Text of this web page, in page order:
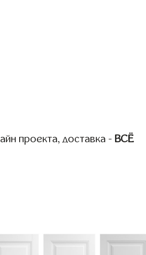
проекта, доставка - ВСЁ